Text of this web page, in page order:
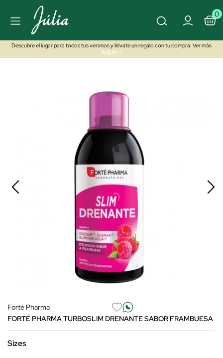
0
Descubre el lugar para todos tus veranos y llévate un regalo con tu compra. Ver más
AQUÍ>>
Forté Pharma
FORTÉ PHARMA TURBOSLIM DRENANTE SABOR FRAMBUESA
Sizes